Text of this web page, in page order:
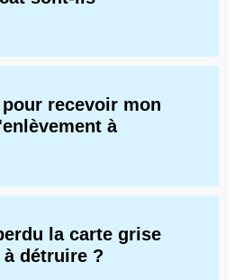
recevoir mon
à
la carte grise
détruire ?